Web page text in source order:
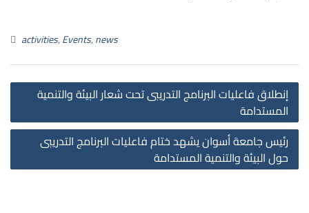
activities,Events,news
إنطلاق فاعليات البرنامج التدريبى تحت شعار البيئة والتنمية
المستدامة
رئيس جامعة أسوان يشهد ختام فاعليات البرنامج التدريبى
حول البيئة والتنمية المستدامة